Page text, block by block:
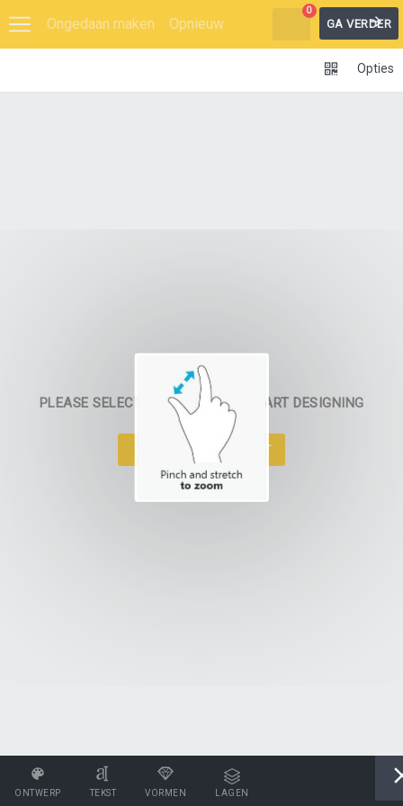
Ongedaan maken Opnieuw
0
GA VERDER
ONTWERP TEKST VORMEN LAGEN
Opties
PLEASE SELECT A PRODUCT TO START DESIGNING
SELECTEER PRODUCT